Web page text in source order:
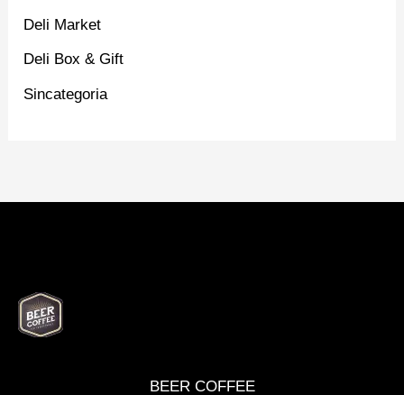
Deli Market
Deli Box & Gift
Sincategoria
BEER COFFEE